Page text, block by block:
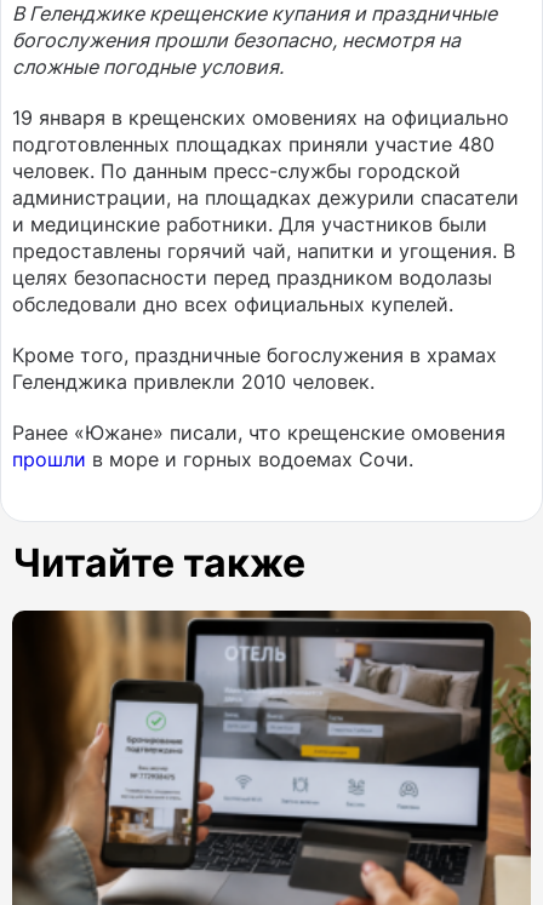
В Геленджике крещенские купания и праздничные
богослужения прошли безопасно, несмотря на
сложные погодные условия.
19 января в крещенских омовениях на официально
подготовленных площадках приняли участие 480
человек. По данным пресс-службы городской
администрации, на площадках дежурили спасатели
и медицинские работники. Для участников были
предоставлены горячий чай, напитки и угощения. В
целях безопасности перед праздником водолазы
обследовали дно всех официальных купелей.
Кроме того, праздничные богослужения в храмах
Геленджика привлекли 2010 человек.
Ранее «Южане» писали, что крещенские омовения
прошли в море и горных водоемах Сочи.
Читайте также